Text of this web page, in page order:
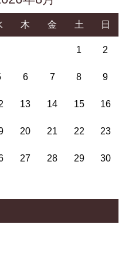
木 金 土 日
1 2
6 7 8 9
13 14 15 16
20 21 22 23
27 28 29 30